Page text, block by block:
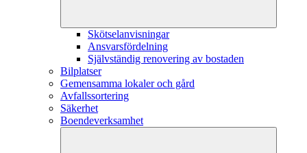
Skötselanvisningar
Ansvarsfördelning
Självständig renovering av bostaden
Bilplatser
Gemensamma lokaler och gård
Avfallssortering
Säkerhet
Boendeverksamhet